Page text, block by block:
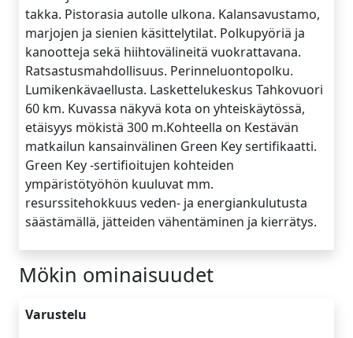
takka. Pistorasia autolle ulkona. Kalansavustamo,
marjojen ja sienien käsittelytilat. Polkupyöriä ja
kanootteja sekä hiihtovälineitä vuokrattavana.
Ratsastusmahdollisuus. Perinneluontopolku.
Lumikenkävaellusta. Laskettelukeskus Tahkovuori
60 km. Kuvassa näkyvä kota on yhteiskäytössä,
etäisyys mökistä 300 m.Kohteella on Kestävän
matkailun kansainvälinen Green Key sertifikaatti.
Green Key -sertifioitujen kohteiden
ympäristötyöhön kuuluvat mm.
resurssitehokkuus veden- ja energiankulutusta
säästämällä, jätteiden vähentäminen ja kierrätys.
Mökin ominaisuudet
Varustelu